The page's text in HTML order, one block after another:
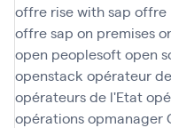
offre rise with sap offre
offre sap on premises
open peoplesoftopen
openstack opérateur
opérateurs de l'Etat
opérationsopmanager